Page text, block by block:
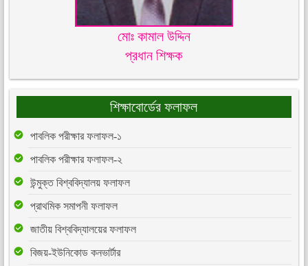
মোঃ কামাল উদ্দিন
প্রধান শিক্ষক
শিক্ষাবোর্ডের ফলাফল
পাবলিক পরীক্ষার ফলাফল-১
পাবলিক পরীক্ষার ফলাফল-২
উন্মুক্ত বিশ্ববিদ্যালয় ফলাফল
প্রাথমিক সমাপনী ফলাফল
জাতীয় বিশ্ববিদ্যালয়ের ফলাফল
বিজয়-ইউনিকোড কনভার্টার